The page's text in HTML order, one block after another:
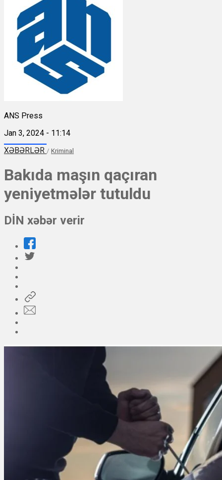
ANS Press
Jan 3, 2024 - 11:14
XƏBƏRLƏR / Kriminal
Bakıda maşın qaçıran
yeniyetmələr tutuldu
DİN xəbər verir